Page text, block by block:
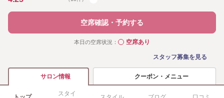
空席確認・予約する
本日の空席状況： ◯空席あり
スタッフ募集を見る
サロン情報 クーポン・メニュー
スタイ